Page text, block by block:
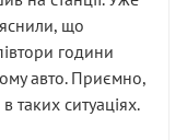
потрібно
циліндром у
що
години
авто. Приємно,
таких ситуаціях.